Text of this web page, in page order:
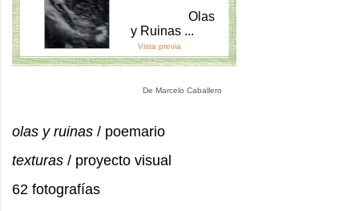
Olas
y Ruinas ...
De Marcelo Caballero
Vista previa
olas y ruinas / poemario
texturas / proyecto visual
62 fotografías